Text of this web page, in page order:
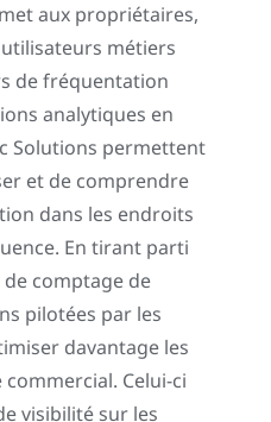
aux propriétaires,
métiers
de fréquentation
analytiques en
Solutions permettent
et de comprendre
dans les endroits
En tirant parti
comptage de
pilotées par les
davantage les
Celui-ci
visibilité sur les